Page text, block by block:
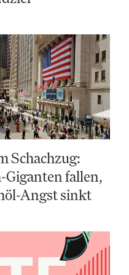
Schachzug:
Giganten fallen,
Angst sinkt